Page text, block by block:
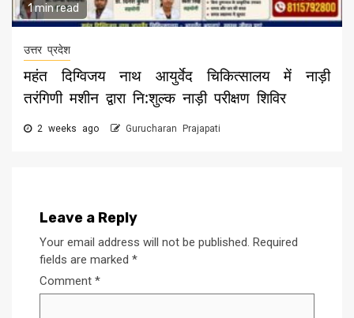
1 min read
उत्तर प्रदेश
महंत दिग्विजय नाथ आयुर्वेद चिकित्सालय में नाड़ी
तरंगिणी मशीन द्वारा नि:शुल्क नाड़ी परीक्षण शिविर
2 weeks ago Gurucharan Prajapati
Leave a Reply
Your email address will not be published. Required
fields are marked *
Comment *